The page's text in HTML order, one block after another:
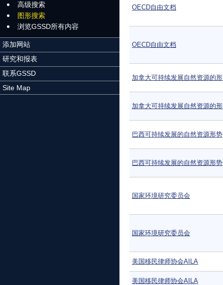
高级搜索
图形搜索
浏览GSSD所有内容
添加网站
研究和报表
联系GSSD
Site Map
OECD自由文档
OECD自由文档
加拿大可持续发展自然资源的
加拿大可持续发展自然资源的
巴西可持续发展的自然资源形势
巴西可持续发展的自然资源形势
国家环境研究委员会
国家环境研究委员会
美国移民律师协会AILA
美国移民律师协会AILA